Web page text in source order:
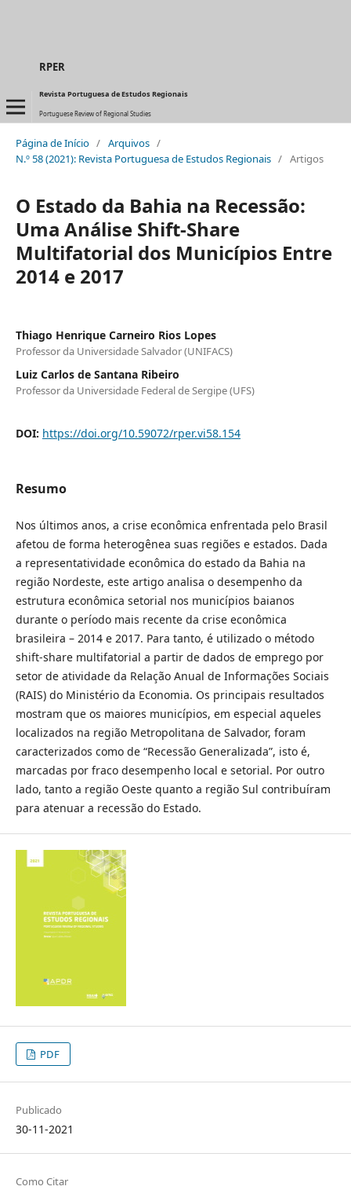
RPER
Revista Portuguesa de Estudos Regionais
Portuguese Review of Regional Studies
Página de Início / Arquivos /
N.º 58 (2021): Revista Portuguesa de Estudos Regionais / Artigos
O Estado da Bahia na Recessão:
Uma Análise Shift-Share
Multifatorial dos Municípios Entre
2014 e 2017
Thiago Henrique Carneiro Rios Lopes
Professor da Universidade Salvador (UNIFACS)
Luiz Carlos de Santana Ribeiro
Professor da Universidade Federal de Sergipe (UFS)
DOI: https://doi.org/10.59072/rper.vi58.154
Resumo
Nos últimos anos, a crise econômica enfrentada pelo Brasil
afetou de forma heterogênea suas regiões e estados. Dada
a representatividade econômica do estado da Bahia na
região Nordeste, este artigo analisa o desempenho da
estrutura econômica setorial nos municípios baianos
durante o período mais recente da crise econômica
brasileira – 2014 e 2017. Para tanto, é utilizado o método
shift-share multifatorial a partir de dados de emprego por
setor de atividade da Relação Anual de Informações Sociais
(RAIS) do Ministério da Economia. Os principais resultados
mostram que os maiores municípios, em especial aqueles
localizados na região Metropolitana de Salvador, foram
caracterizados como de “Recessão Generalizada”, isto é,
marcadas por fraco desempenho local e setorial. Por outro
lado, tanto a região Oeste quanto a região Sul contribuíram
para atenuar a recessão do Estado.
PDF
Publicado
30-11-2021
Como Citar